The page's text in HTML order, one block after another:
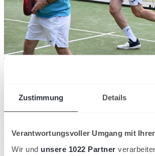
Zustimmung Details
Verantwortungsvoller Umgang mit
Wir und unsere 1022 Partner
Titel souverän gewonnen: Fabian Hoffmann
Badischer Tennisverband